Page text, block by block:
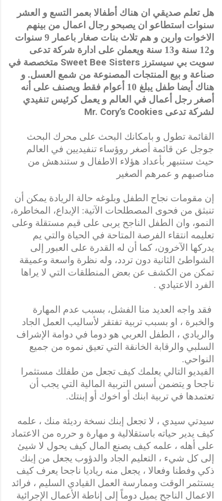
هل تعلم صديقي ان هناك أطفالا بعمر التسع و العشر
سنوات استطاعو ان يصبحو رجال اعمال من بينهم
الاخوات وارين و هم تلاث بنات صغار باعمار 9 سنوات
و12 سنة و13 سنة ويعملن على ادارة شركة تدعى
سويت بي سيسترز Sweet Bee Sisters متخصصة في
صناعة و بيع المنتجات المصنوعة من شمع العسل. و
هناك أيضا طفل يبلغ 10 أعوام فقط ويصنف على أنه
أصغر رجل أعمال في العالم و يعمل كرئيس تنفيدي
لشركة تدعى Mr. Cory’s Cookies
القائمة تطول و بامكانك البحث على محرك البحث
جوجل عن قائمة أصغر روؤساء تنفيديين في العالم
حيث ستنبهر بأعداد هؤلاء الاطفال و ستندهش من
مناصبهم و عمرهم الصغير
إن مقومات نجاح الطفل وبلوغه حالة الريادة يمكن أن
تنبثق من فحوى المصطلحات الآتية: الإبداع، المخاطرة،
النمو، وان الطفل الناجح يربى على قيم مستقلة وعلى
تعليمه انتقاء الفرصة المتاحة في الحياة والتي يم
يدركها الآخرون، كما أن له القدرة على العبور إلى
الشواطئ الثانية دون تردد، وله نظرة واسعة وعميقة
تمكن من الكشف عن بعض المنطلقات التي لا يراها
الفرد الاعتيادي .
فقد واجه العديد منا الفشل، بسبب عدم المهارة
والخبرة ، او بسبب تربية تفتقر لأساليب العمل الجاد
والريادي ، الطفل العربي هو دوما في دوامة الإشراف
السلبي والرقابة الخانقة التي تعيق نموه من جميع
النواحي.
الفيديو التالي يعلمك كيف تجعل من طفلك مستثمرا
ناجحا و يتضمن أسس التربية المالية التي يجب أن
تعتمدها في تربية ابنك أو اخوك أو إبنتك.
سيدتي سيدي ، لا تجعل إبنك نسخة رديئة منك ، علمه
كيف يدير حياته باستقلالية و مهارة و حرره من الاعتماد
على أهله ، علمه كيف يصنع المال كيف يحول لا شيئ
إلى كل شيء ، التعليم الجاد والدؤوب يجعل من إبنك
ذكي وفطنا وفعالا ، يجعل منه رياديا ناجحا يعرف كيف
يستثمر الوقت وممارسة العمل القيادي السليم ، فرائد
الاعمال الناجح يميل دوماً إلى إناطة الأعمال الإجرائية